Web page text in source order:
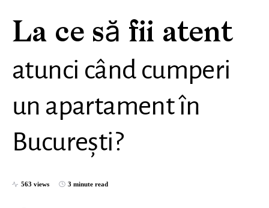
La ce să fii atent
atunci când cumperi
un apartament în
București?
563 views 3 minute read